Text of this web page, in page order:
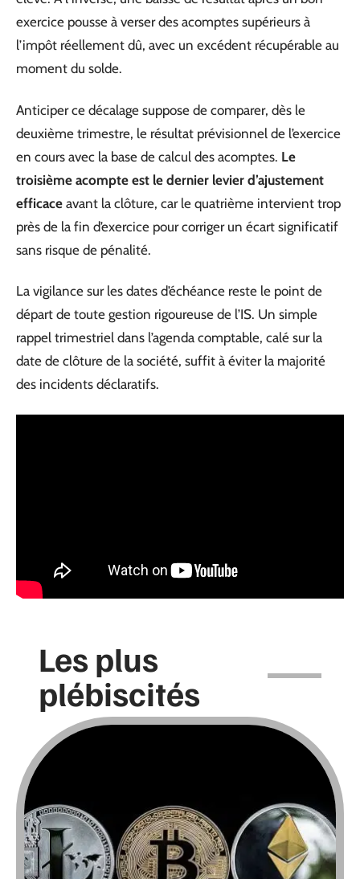
exercice pousse à verser des acomptes supérieurs à
l’impôt réellement dû, avec un excédent récupérable au
moment du solde.
Anticiper ce décalage suppose de comparer, dès le
deuxième trimestre, le résultat prévisionnel de l’exercice
en cours avec la base de calcul des acomptes. Le
troisième acompte est le dernier levier d’ajustement
efficace avant la clôture, car le quatrième intervient trop
près de la fin d’exercice pour corriger un écart significatif
sans risque de pénalité.
La vigilance sur les dates d’échéance reste le point de
départ de toute gestion rigoureuse de l’IS. Un simple
rappel trimestriel dans l’agenda comptable, calé sur la
date de clôture de la société, suffit à éviter la majorité
des incidents déclaratifs.
Les plus
plébiscités